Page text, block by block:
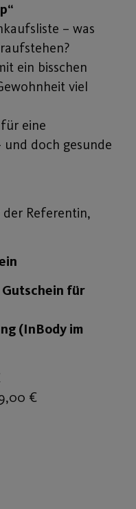
– was
ein bisschen
viel
eine
und doch gesunde
der Referentin,
für
(InBody im
€